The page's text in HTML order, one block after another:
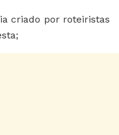
criado por roteiristas